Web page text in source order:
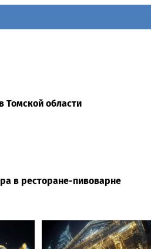
Томской области
в ресторане-пивоварне